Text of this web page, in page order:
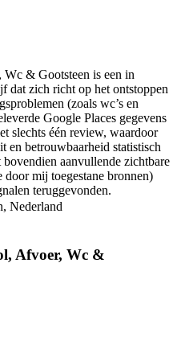
& Gootsteen is een in
dat zich richt op het ontstoppen
(zoals wc’s en
Google Places gegevens
slechts één review, waardoor
en betrouwbaarheid statistisch
aanvullende zichtbare
mij toegestane bronnen)
teruggevonden.
Nederland
Afvoer, Wc &